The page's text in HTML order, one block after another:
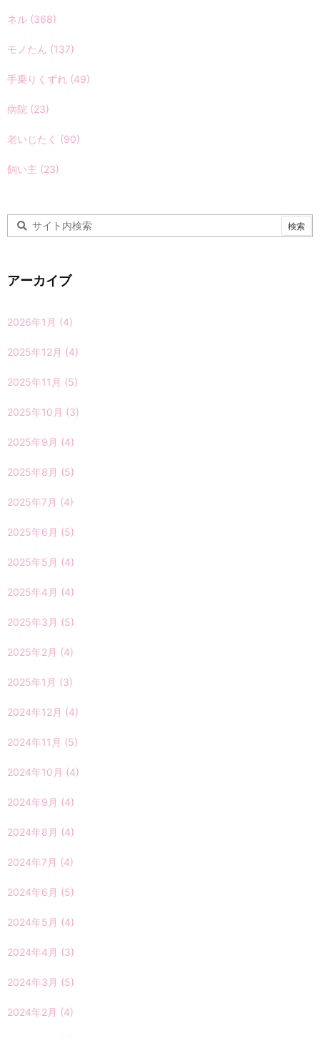
ネル (368)
モノたん (137)
手乗りくずれ (49)
病院 (23)
老いじたく (90)
飼い主 (23)
アーカイブ
2026年1月 (4)
2025年12月 (4)
2025年11月 (5)
2025年10月 (3)
2025年9月 (4)
2025年8月 (5)
2025年7月 (4)
2025年6月 (5)
2025年5月 (4)
2025年4月 (4)
2025年3月 (5)
2025年2月 (4)
2025年1月 (3)
2024年12月 (4)
2024年11月 (5)
2024年10月 (4)
2024年9月 (4)
2024年8月 (4)
2024年7月 (4)
2024年6月 (5)
2024年5月 (4)
2024年4月 (3)
2024年3月 (5)
2024年2月 (4)